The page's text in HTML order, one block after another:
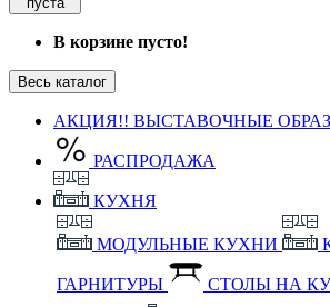
В корзине пусто!
Весь каталог
АКЦИЯ!! ВЫСТАВОЧНЫЕ
РАСПРОДАЖА
КУХНЯ
МОДУЛЬНЫЕ КУХНИ
ГАРНИТУРЫ СТОЛЫ НА